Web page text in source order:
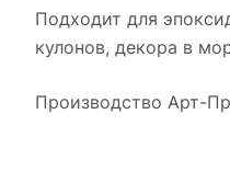
Подходит для
кулонов, декора в
Производство Арт-